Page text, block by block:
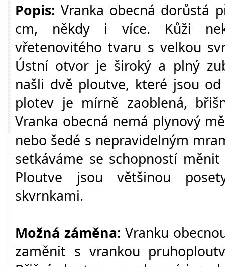
Popis:Vranka obecná dorůstá
cm, někdy i více. Kůži
vřetenovitého tvaru s velkou
Ústní otvor je široký a plný
našli dvě ploutve, které jsou
plotev je mírně zaoblená,
Vranka obecná nemá plynový
nebo šedé s nepravidelným
setkáváme se schopností
Ploutve jsou většinou
skvrnkami.
Možná záměna:Vranku
zaměnit s vrankou